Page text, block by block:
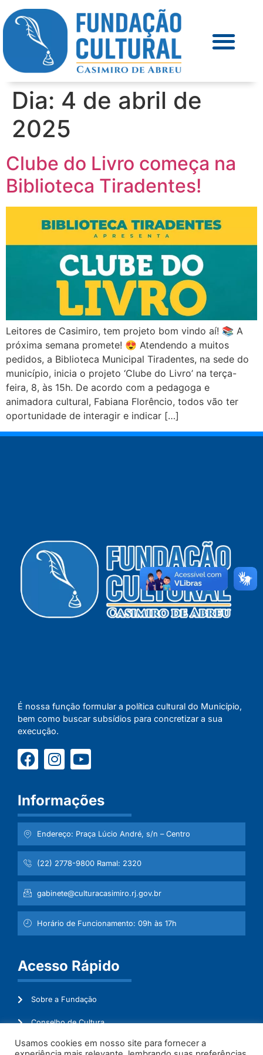
Dia: 4 de abril de
2025
Clube do Livro começa na
Biblioteca Tiradentes!
Leitores de Casimiro, tem projeto bom vindo aí! 📚 A
próxima semana promete! 😍 Atendendo a muitos
pedidos, a Biblioteca Municipal Tiradentes, na sede do
município, inicia o projeto ‘Clube do Livro’ na terça-
feira, 8, às 15h. De acordo com a pedagoga e
animadora cultural, Fabiana Florêncio, todos vão ter
oportunidade de interagir e indicar […]
É nossa função formular a política cultural do Município,
bem como buscar subsídios para concretizar a sua
execução.
Informações
Endereço: Praça Lúcio André, s/n – Centro
(22) 2778-9800 Ramal: 2320
gabinete@culturacasimiro.rj.gov.br
Horário de Funcionamento: 09h às 17h
Acesso Rápido
Sobre a Fundação
Conselho de Cultura
Mapeamento Cultural
Usamos cookies em nosso site para fornecer a